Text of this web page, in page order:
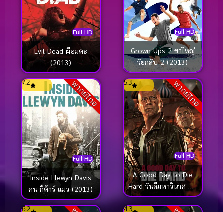
Full HD
Evil Dead ผีอมตะ
(2013)
Full HD
Grown Ups 2 ขาใหญ่
วัยกลับ 2 (2013)
พากย์ไทย
Full HD
7.2
Inside Llewyn Davis
คน กีต้าร์ แมว (2013)
พากย์ไทย
Full HD
5.3
A Good Day to Die
Hard วันดีมหาวินาศ คน
อึดตายยาก (2013)
6.2 4.3